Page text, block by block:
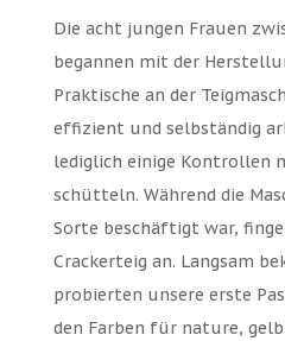
Die acht jungen Frauen
begannen mit der
Praktische an der
effizient und selbständig
lediglich einige Kontrollen
schütteln. Während die
Sorte beschäftigt war,
Crackerteig an. Langsam
probierten unsere erste
den Farben für nature,